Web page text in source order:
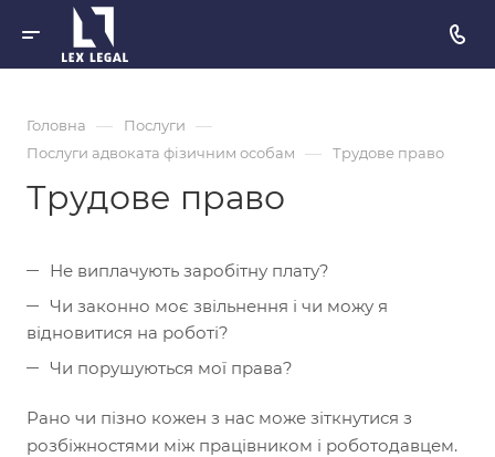
Головна — Послуги —
Послуги адвоката фізичним особам — Трудове право
Трудове право
Не виплачують заробітну плату?
Чи законно моє звільнення і чи можу я
відновитися на роботі?
Чи порушуються мої права?
Рано чи пізно кожен з нас може зіткнутися з
розбіжностями між працівником і роботодавцем.